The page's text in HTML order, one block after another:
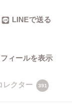
LINEで送る
ィールを表示
レクター 391